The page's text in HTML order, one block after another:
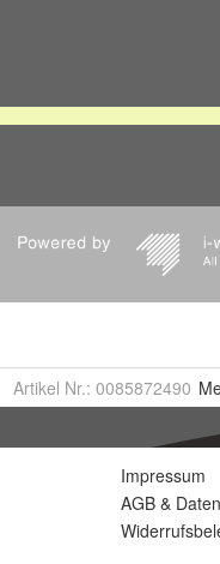
Artikel Nr.: 0085872490
Impressum
AGB &